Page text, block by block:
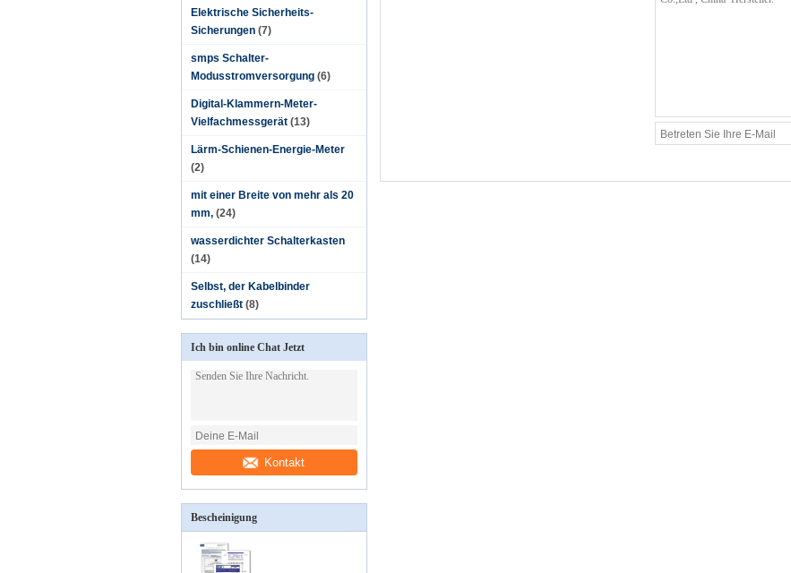
Elektrische Sicherheits-
Sicherungen (7)
smps Schalter-
Modusstromversorgung (6)
Digital-Klammern-Meter-
Vielfachmessgerät (13)
Lärm-Schienen-Energie-Meter
(2)
mit einer Breite von mehr als 20
mm, (24)
wasserdichter Schalterkasten
(14)
Selbst, der Kabelbinder
zuschließt (8)
Ich bin online Chat Jetzt
Kontakt
Bescheinigung